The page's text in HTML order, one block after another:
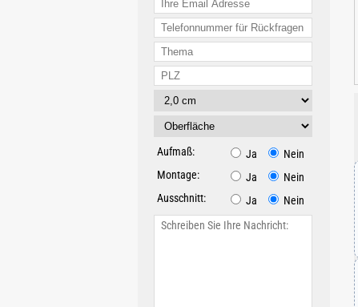
Aufmaß: Ja
Nein
Montage:
Ja
Nein
Ausschnitt:
Ja Nein